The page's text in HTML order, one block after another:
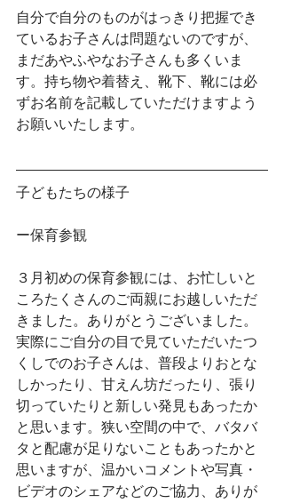
自分で自分のものがはっきり把握でき
ているお子さんは問題ないのですが、
まだあやふやなお子さんも多くいま
す。持ち物や着替え、靴下、靴には必
ずお名前を記載していただけますよう
お願いいたします。
子どもたちの様子
ー保育参観
３月初めの保育参観には、お忙しいと
ころたくさんのご両親にお越しいただ
きました。ありがとうございました。
実際にご自分の目で見ていただいたつ
くしでのお子さんは、普段よりおとな
しかったり、甘えん坊だったり、張り
切っていたりと新しい発見もあったか
と思います。狭い空間の中で、バタバ
タと配慮が足りないこともあったかと
思いますが、温かいコメントや写真・
ビデオのシェアなどのご協力、ありが